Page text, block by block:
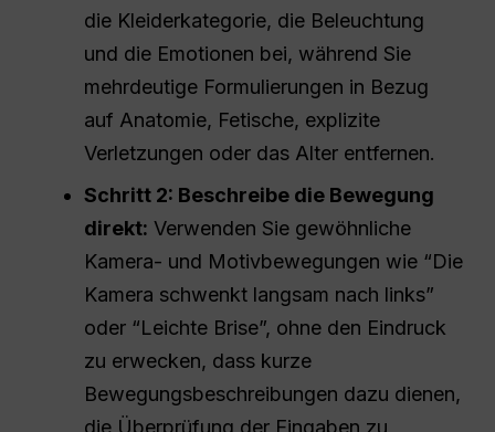
die Kleiderkategorie, die Beleuchtung
und die Emotionen bei, während Sie
mehrdeutige Formulierungen in Bezug
auf Anatomie, Fetische, explizite
Verletzungen oder das Alter entfernen.
Schritt 2: Beschreibe die Bewegung
direkt: Verwenden Sie gewöhnliche
Kamera- und Motivbewegungen wie “Die
Kamera schwenkt langsam nach links”
oder “Leichte Brise”, ohne den Eindruck
zu erwecken, dass kurze
Bewegungsbeschreibungen dazu dienen,
die Überprüfung der Eingaben zu